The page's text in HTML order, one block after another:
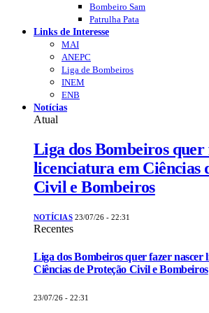
Bombeiro Sam
Patrulha Pata
Links de Interesse
MAI
ANEPC
Liga de Bombeiros
INEM
ENB
Notícias
Atual
Liga dos Bombeiros quer
licenciatura em Ciências
Civil e Bombeiros
NOTÍCIAS 23/07/26 - 22:31
Recentes
Liga dos Bombeiros quer fazer nascer
Ciências de Proteção Civil e Bombeiros
23/07/26 - 22:31